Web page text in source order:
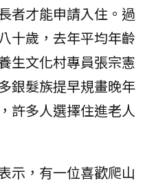
者才能申請入住。過
十歲，去年平均年齡
生文化村專員張宗憲
銀髮族提早規畫晚年
許多人選擇住進老人
示，有一位喜歡爬山